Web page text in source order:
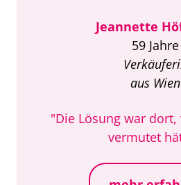
Jeannette
59 Jahre
aus Wien
"Die Lösung war
vermutet